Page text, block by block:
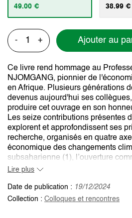
49.00 € 38.99 €
- + Ajouter au
Ce livre rend hommage au
NJOMGANG, pionnier de
en Afrique. Plusieurs générations
devenus aujourd'hui ses
produire cet ouvrage en son
Les seize contributions présentes
explorent et approfondissent ses
recherche, organisés en quatre
économique des changements
subsaharienne (1), l’ouverture
Lire plus
Date de publication : 19/12/2024
Collection : Colloques et rencontres